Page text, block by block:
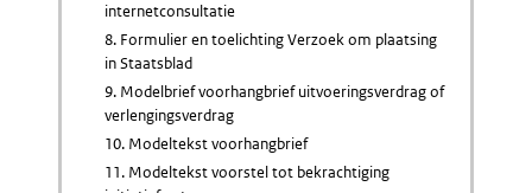
internetconsultatie
8. Formulier en toelichting Verzoek om plaatsing
in Staatsblad
9. Modelbrief voorhangbrief uitvoeringsverdrag of
verlengingsverdrag
10. Modeltekst voorhangbrief
11. Modeltekst voorstel tot bekrachtiging